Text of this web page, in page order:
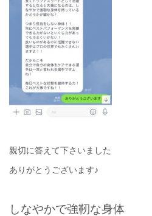
親切に答えて下さいました
ありがとうございます♪
しなやかで強靭な身体